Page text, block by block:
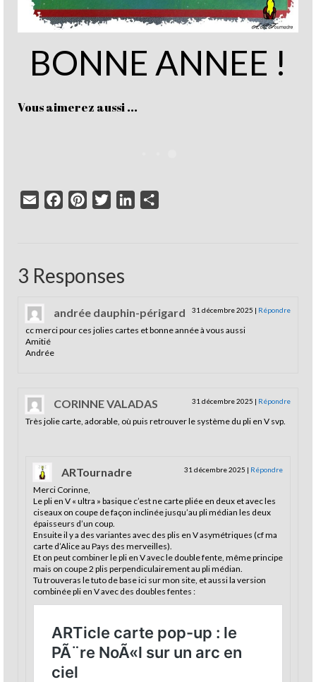
BONNE ANNEE !
Vous aimerez aussi ...
Email FacebookPinterestTwitterLinkedIn
3 Responses
andrée dauphin-périgard 31 décembre 2025 | Répondre
cc merci pour ces jolies cartes et bonne année à vous aussi
Amitié
Andrée
CORINNE VALADAS 31 décembre 2025 | Répondre
Très jolie carte, adorable, où puis retrouver le système du pli en V svp.
ARTournadre 31 décembre 2025 | Répondre
Merci Corinne,
Le pli en V « ultra » basique c’est ne carte pliée en deux et avec les
ciseaux on coupe de façon inclinée jusqu’au pli médian les deux
épaisseurs d’un coup.
Ensuite il y a des variantes avec des plis en V asymétriques (cf ma
carte d’Alice au Pays des merveilles).
Et on peut combiner le pli en V avec le double fente, même principe
mais on coupe 2 plis perpendiculairement au pli médian.
Tu trouveras le tuto de base ici sur mon site, et aussi la version
combinée pli en V avec des doubles fentes :